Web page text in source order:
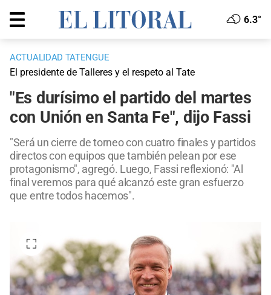
6.3°
ACTUALIDAD TATENGUE
El presidente de Talleres y el respeto al Tate
"Es durísimo el partido del martes
con Unión en Santa Fe", dijo Fassi
"Será un cierre de torneo con cuatro finales y partidos
directos con equipos que también pelean por ese
protagonismo", agregó. Luego, Fassi reflexionó: "Al
final veremos para qué alcanzó este gran esfuerzo
que entre todos hacemos".